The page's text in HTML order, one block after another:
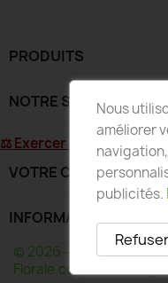
PRODUITS
NOTRE SOCIÉTÉ
⚖ Exercer mon droit de
VOTRE COMPTE
INFORMATIONS
© 2026 - Développé
Florale.com - Toute
Nous
améliorer
publicités.